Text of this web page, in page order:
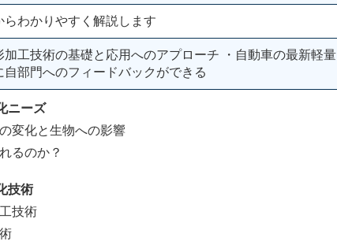
らわかりやすく解説します
加工技術の基礎と応用へのアプローチ ・自動車の最新軽量
部門へのフィードバックができる
ニーズ
変化と生物への影響
るのか？
技術
技術